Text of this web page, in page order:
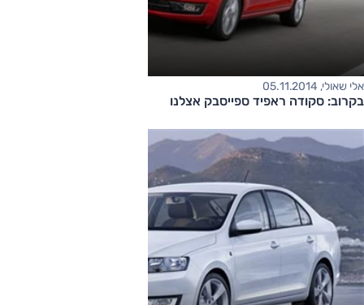
אלי שאולי, 05.11.2014
בקרוב: סקודה ראפיד ספייסבק אצלנו